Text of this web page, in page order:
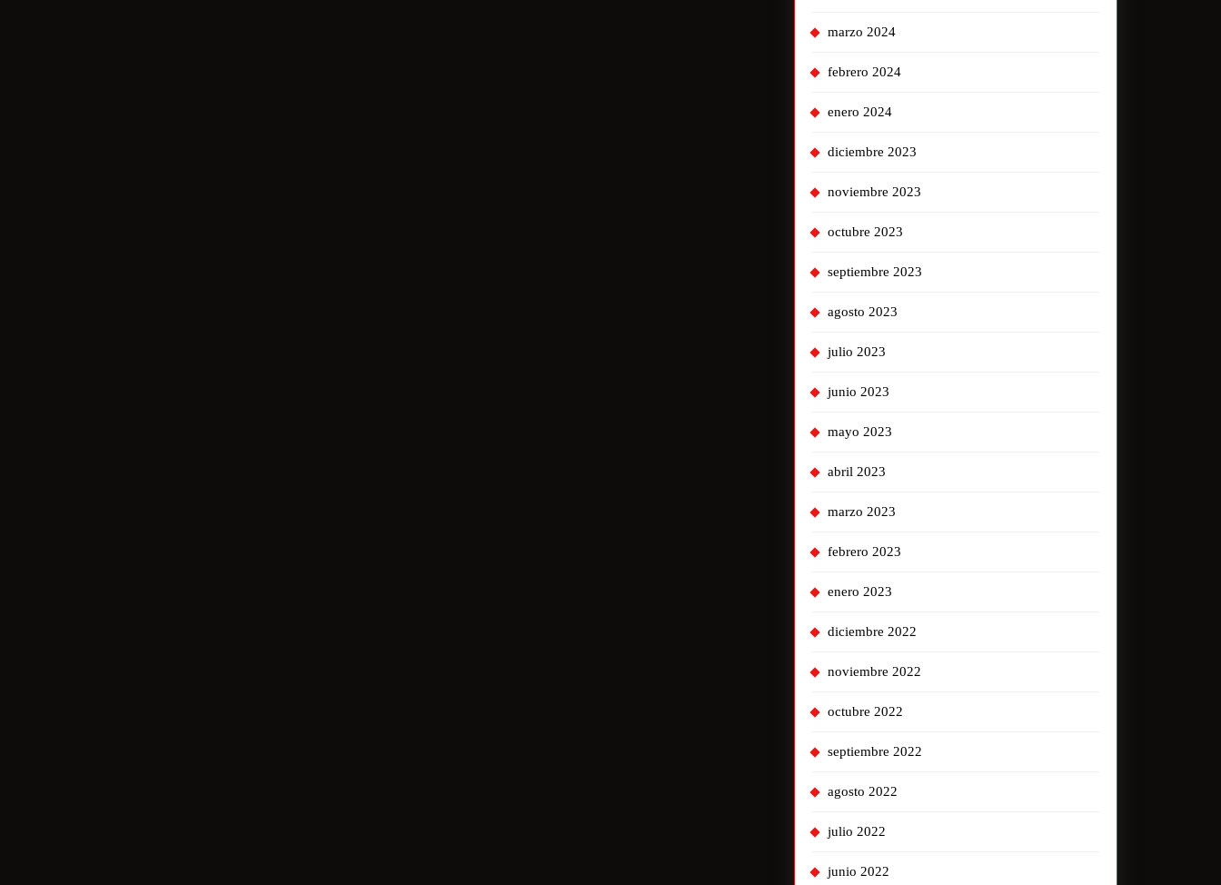
marzo 2024
febrero 2024
enero 2024
diciembre 2023
noviembre 2023
octubre 2023
septiembre 2023
agosto 2023
julio 2023
junio 2023
mayo 2023
abril 2023
marzo 2023
febrero 2023
enero 2023
diciembre 2022
noviembre 2022
octubre 2022
septiembre 2022
agosto 2022
julio 2022
junio 2022